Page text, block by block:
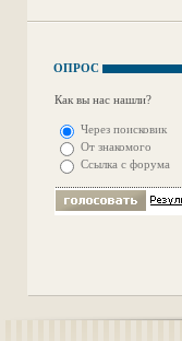
ОПРОС
Как вы нас нашли?
Через поисковик
От знакомого
Ссылка с форума